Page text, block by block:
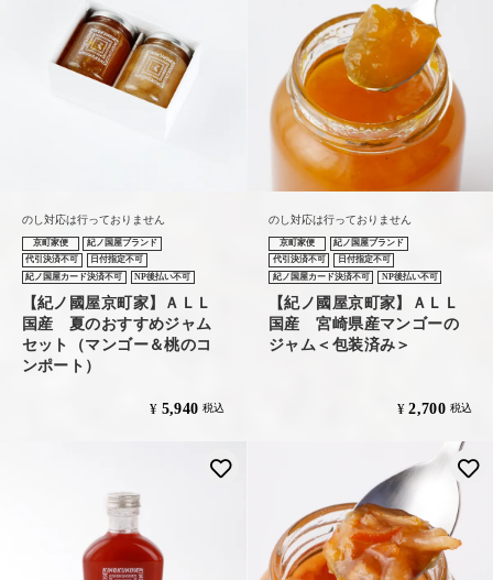
のし対応は行っておりません
京町家便
紀ノ国屋ブランド
代引決済不可
日付指定不可
紀ノ国屋カード決済不可
NP後払い不可
【紀ノ國屋京町家】ＡＬＬ
国産 夏のおすすめジャム
セット（マンゴー＆桃のコ
ンポート）
¥ 5,940 税込
のし対応は行っておりません
京町家便
紀ノ国屋ブランド
代引決済不可
日付指定不可
紀ノ国屋カード決済不可
NP後払い不可
【紀ノ國屋京町家】ＡＬＬ
国産 宮崎県産マンゴーの
ジャム＜包装済み＞
¥ 2,700 税込